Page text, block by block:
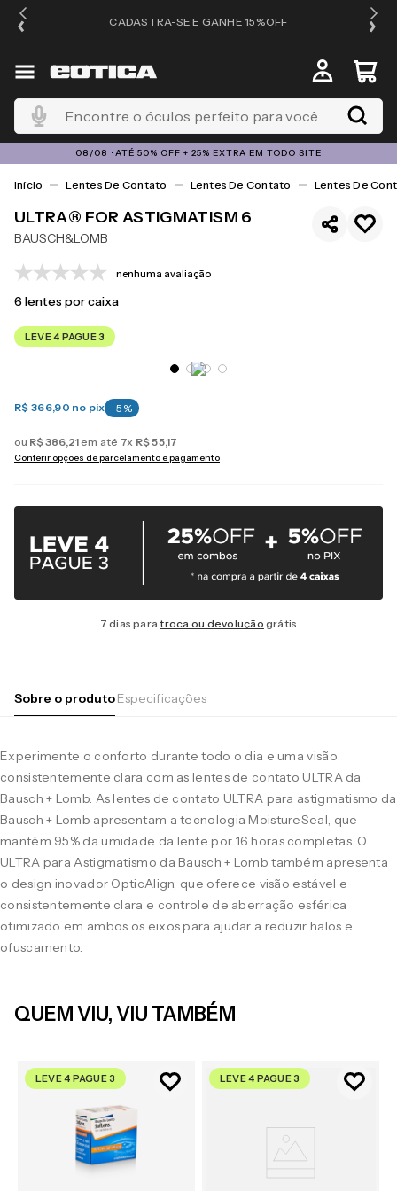
CADASTRA-SE E GANHE 15%OFF
Encontre o óculos perfeito para você
08/08 •ATÉ 50% OFF + 25% EXTRA EM TODO SITE
Lentes De Contato Lentes De Contato Lentes De
ULTRA® FOR ASTIGMATISM 6
BAUSCH&LOMB
nenhuma avaliação
6 lentes por caixa
LEVE 4 PAGUE 3
R$ 366,90 no pix -5 %
ou R$386,21 em até 7x R$55,17
Conferir opções de parcelamento e pagamento
7 dias paratroca ou devolução grátis
Sobre o produtoEspecificações
Experimente o conforto durante todo o dia e uma visão
consistentemente clara com as lentes de contato ULTRA da
Bausch + Lomb. As lentes de contato ULTRA para astigmatismo da
Bausch + Lomb apresentam a tecnologia MoistureSeal, que
mantém 95% da umidade da lente por 16 horas completas. O
ULTRA para Astigmatismo da Bausch + Lomb também apresenta
o design inovador OpticAlign, que oferece visão estável e
consistentemente clara e controle de aberração esférica
otimizado em ambos os eixos para ajudar a reduzir halos e
ofuscamento.
QUEM VIU, VIU TAMBÉM
LEVE 4 PAGUE 3 LEVE 4 PAGUE 3